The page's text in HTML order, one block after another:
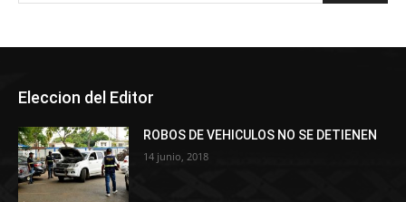
Eleccion del Editor
ROBOS DE VEHICULOS NO SE DETIENEN
14 junio, 2018